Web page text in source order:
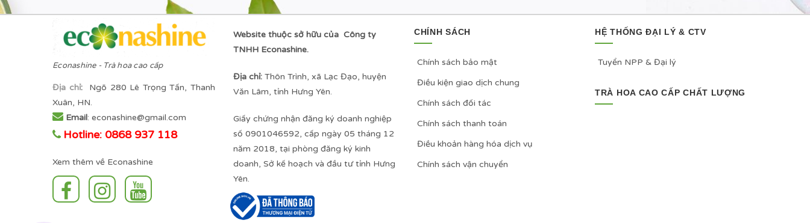
Econashine - Trà hoa cao cấp
Địa chỉ:Ngõ 280 Lê Trọng Tấn, Thanh
Xuân, HN.
Email: econashine@gmail.com
Hotline: 0868 937 118
Xem thêm về Econashine
Website thuộc sở hữu của Công ty
TNHH Econashine.
Địa chỉ: Thôn Trình, xã Lạc Đạo, huyện
Văn Lâm, tỉnh Hưng Yên.
Giấy chứng nhận đăng ký doanh nghiệp
số 0901046592, cấp ngày 05 tháng 12
năm 2018, tại phòng đăng ký kinh
doanh, Sở kế hoạch và đầu tư tỉnh Hưng
Yên.
CHÍNH SÁCH
Chính sách bảo mật
Điều kiện giao dịch chung
Chính sách đối tác
Chính sách thanh toán
Điều khoản hàng hóa dịch vụ
Chính sách vận chuyển
HỆ THỐNG ĐẠI LÝ & CTV
Tuyển NPP & Đại lý
TRÀ HOA CAO CẤP CHẤT LƯỢNG